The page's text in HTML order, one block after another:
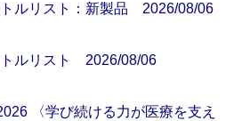
ルリスト：新製品 2026/08/06
ルリスト 2026/08/06
〈学び続ける力が医療を支え